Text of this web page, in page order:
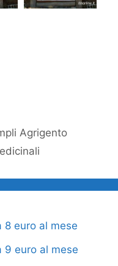
Agrigento
euro al mese
euro al mese